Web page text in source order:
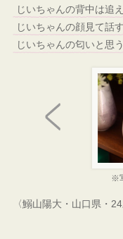
じいちゃんの背中は追
じいちゃんの顔見て話
じいちゃんの匂いと思
※
〈鰯山陽大・山口県・